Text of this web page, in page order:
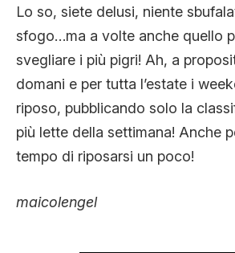
Lo so, siete delusi, niente
sfogo…ma a volte anche quello
svegliare i più pigri! Ah, a
domani e per tutta l’estate i
riposo, pubblicando solo la
più lette della settimana! Anche
tempo di riposarsi un poco!
maicolengel